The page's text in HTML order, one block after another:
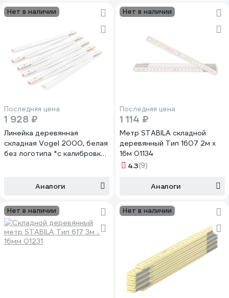
Нет в наличии
Последняя цена
1 928 ₽
Линейка деревянная
складная Vogel 2000, белая
без логотипа *с калибровкой
Аналоги
Нет в наличии
Последняя цена
1 114 ₽
Метр STABILA складной
деревянный Тип 1607 2м х
16м 01134
4.3(9)
Аналоги
Нет в наличии Нет в наличии